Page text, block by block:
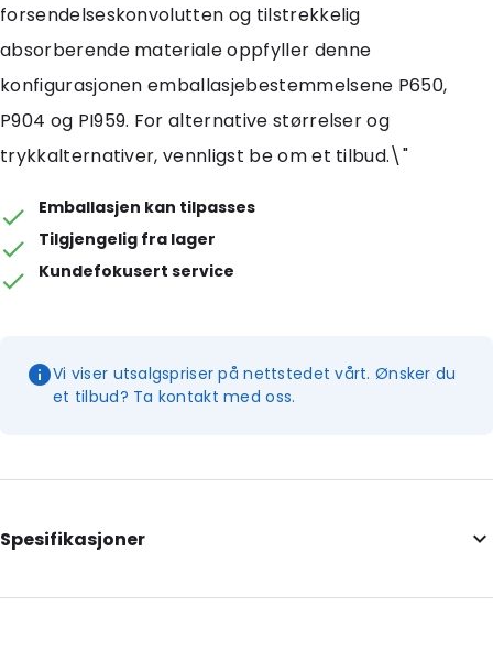
forsendelseskonvolutten og tilstrekkelig
absorberende materiale oppfyller denne
konfigurasjonen emballasjebestemmelsene P650,
P904 og PI959. For alternative størrelser og
trykkalternativer, vennligst be om et tilbud.\"
Emballasjen kan tilpasses
Tilgjengelig fra lager
Kundefokusert service
Vi viser utsalgspriser på nettstedet vårt. Ønsker du
et tilbud? Ta kontakt med oss.
Spesifikasjoner
Additional information: Leveres med en engelskspråklig